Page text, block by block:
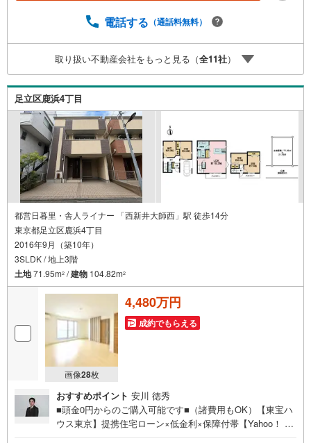
ュレーション。「月々いくらなら安心か」をプロが明確に
はありません。専属FPがお引渡し後も一生涯お守りしま
す。 Yahoo！不動産キャンペーン対象店舗 当店でのご成約
でPayPayボーナスがもらえるキャンペーン対象です！※必
ずYahoo！ JAPAN IDでログインの上お問い合わせくださ
い。
電話する （通話料無料）
取り扱い不動産会社をもっと見る（全11社）
足立区鹿浜4丁目
都営日暮里・舎人ライナー 「西新井大師西」駅 徒歩14分
東京都足立区鹿浜4丁目
2016年9月（築10年）
3SLDK / 地上3階
土地71.95m2 /建物 104.82m2
画像28枚
4,480万円
成約でもらえる
おすすめポイント 安川 徳秀
■頭金0円からのご購入可能です■（諸費用もOK）【東宝ハ
ウス東京】提携住宅ローン×低金利×保障付帯【Yahoo！ 不